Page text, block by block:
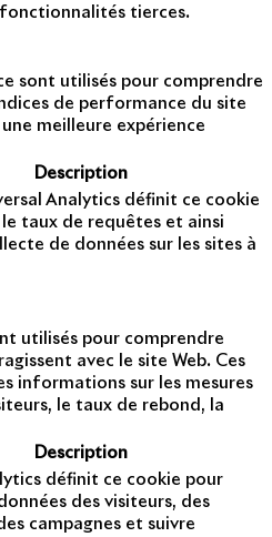
tierces.
sont utilisés pour comprendre
de performance du site
meilleure expérience
Description
Analytics définit ce cookie
taux de requêtes et ainsi
de données sur les sites à
utilisés pour comprendre
avec le site Web. Ces
informations sur les mesures
le taux de rebond, la
Description
définit ce cookie pour
des visiteurs, des
campagnes et suivre